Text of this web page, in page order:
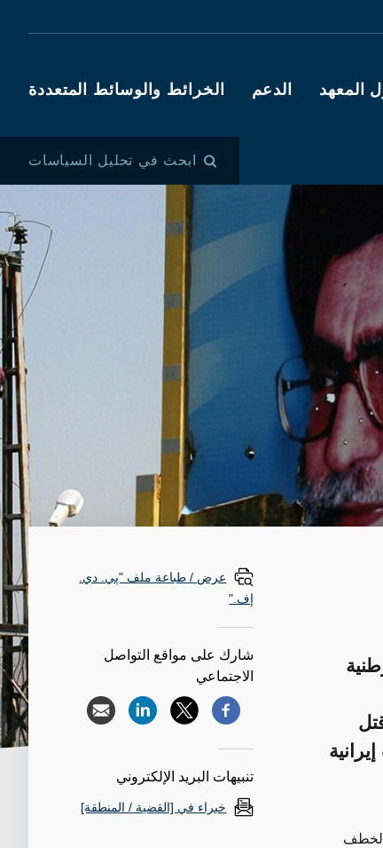
المعهد الدعم الخرائط والوسائط المتعددة
ابحث في تحليل السياسات
عرض / طباعة ملف "پي. دي.
إف."
شارك على مواقع التواصل
الاجتماعي
تنبيهات البريد الإلكتروني
خبراء في [القضية / المنطقة]